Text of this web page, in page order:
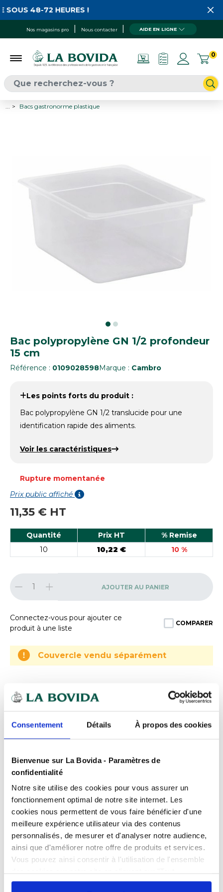
Consentement Détails À propos des cookies
Bienvenue sur La Bovida - Paramètres de
confidentialité
Notre site utilise des cookies pour vous assurer un
fonctionnement optimal de notre site internet. Les
cookies nous permettent de vous faire bénéficier d'une
meilleure expérience utilisateur via des contenus
personnalisés, de mesurer et d'analyser notre audience,
ainsi que d'améliorer notre offre de produits et services.
Vous pouvez ainsi consentir à l'utilisation de l'ensemble
autoriser". Cependant, si vous ne souhaitez autoriser que
Nos magasins pro Nous contacter AIDE EN LIGNE
0
48-72 HEURES !
Bacs gastronorme plastique
Bac polypropylène GN 1/2 profondeur
15 cm
Référence : 0109028598Marque : Cambro
Les points forts du produit :
Bac polypropylène GN 1/2 translucide pour une
identification rapide des aliments.
Voir les caractéristiques
Rupture momentanée
Prix public affiché
11,35 € HT
Quantité Prix HT
% Remise
10
10,22 € 10 %
AJOUTER AU PANIER
Connectez-vous pour ajouter ce
produit à une liste
COMPARER
Couvercle vendu séparément
Paiement
100% sécurisé
Présentation
L’intérieur antiadhésif lisse améliore les
rendements et facilite le nettoyage.
Empilable avec tous types de bacs Cambro.
Résiste aux températures de -40°C à +70°C.
Repères gradués indiquant les capacités.
Résistance élevée aux agressions chimiques.
Caractéristiques
0% BPA oui
Adapte au micro-ondes oui
Produits complémentaires